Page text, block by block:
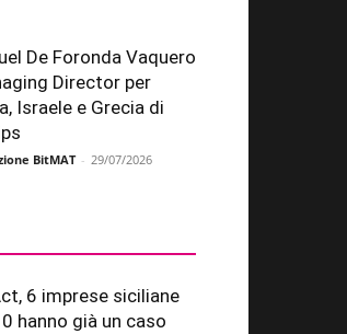
De Foronda Vaquero
Director per
Israele e Grecia di
BitMAT - 29/07/2026
6 imprese siciliane
hanno già un caso